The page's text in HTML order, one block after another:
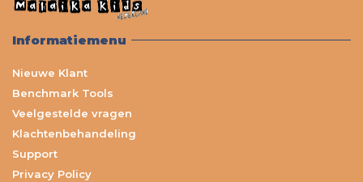
Informatiemenu
Nieuwe Klant
Benchmark Tools
Veelgestelde vragen
Klachtenbehandeling
Support
Privacy Policy